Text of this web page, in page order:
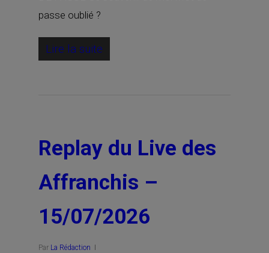
passe oublié ?
Lire la suite
Replay du Live des
Affranchis –
15/07/2026
Par La Rédaction